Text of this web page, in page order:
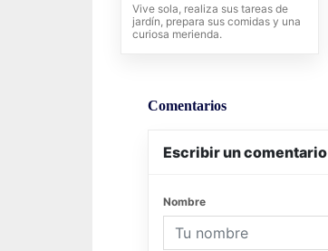
Vive sola, realiza sus tareas de
jardín, prepara sus comidas y una
curiosa merienda.
Comentarios
Escribir un comentario
Nombre